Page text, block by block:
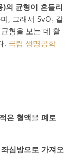
의 균형이 흔들리
, 그래서 SvO₂ 같
형을 보는 데 활
. 국립 생명공학
은 혈액을 폐로
좌심방으로 가져오